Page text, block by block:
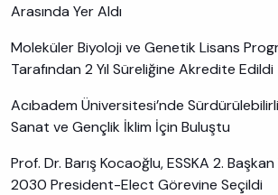
Arasında Yer Aldı
Moleküler Biyoloji ve Genetik Lisans
Tarafından 2 Yıl Süreliğine Akredite Edildi
Acıbadem Üniversitesi’nde
Sanat ve Gençlik İklim İçin Buluştu
Prof. Dr. Barış Kocaoğlu, ESSKA 2. Başkan
2030 President-Elect Görevine Seçildi